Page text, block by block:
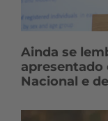
Ainda se
apresentado
Nacional e